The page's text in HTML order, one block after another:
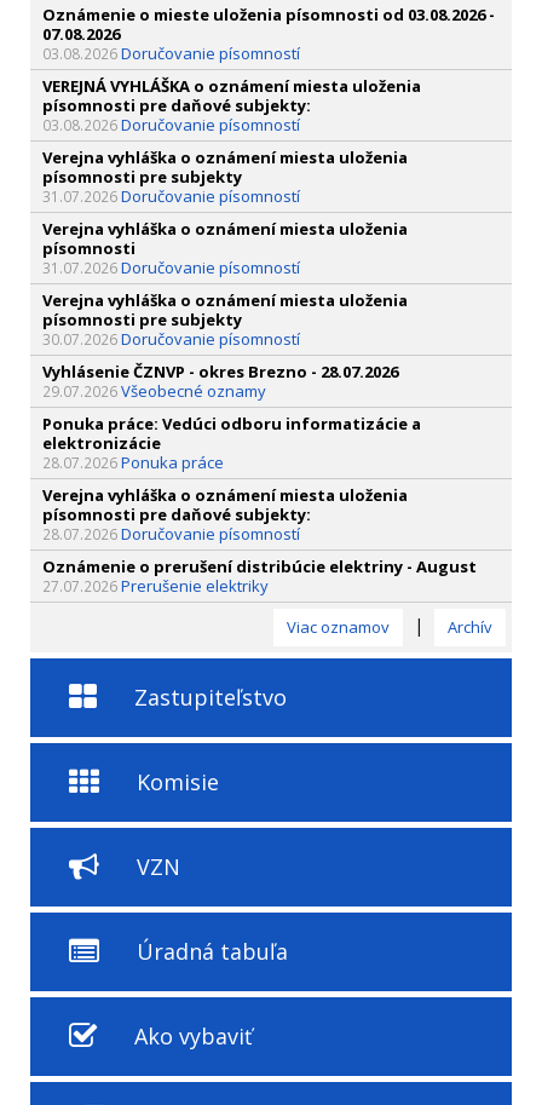
Oznámenie o mieste uloženia písomnosti od 03.08.2026 -
07.08.2026
03.08.2026Doručovanie písomností
VEREJNÁ VYHLÁŠKA o oznámení miesta uloženia
písomnosti pre daňové subjekty:
03.08.2026Doručovanie písomností
Verejna vyhláška o oznámení miesta uloženia
písomnosti pre subjekty
31.07.2026Doručovanie písomností
Verejna vyhláška o oznámení miesta uloženia
písomnosti
31.07.2026Doručovanie písomností
Verejna vyhláška o oznámení miesta uloženia
písomnosti pre subjekty
30.07.2026Doručovanie písomností
Vyhlásenie ČZNVP - okres Brezno - 28.07.2026
29.07.2026Všeobecné oznamy
Ponuka práce: Vedúci odboru informatizácie a
elektronizácie
28.07.2026Ponuka práce
Verejna vyhláška o oznámení miesta uloženia
písomnosti pre daňové subjekty:
28.07.2026Doručovanie písomností
Oznámenie o prerušení distribúcie elektriny - August
27.07.2026Prerušenie elektriky
Viac oznamov
| Archív
Zastupiteľstvo
Komisie
VZN
Úradná tabuľa
Ako vybaviť